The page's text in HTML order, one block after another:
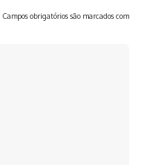
Campos obrigatórios são marcados com